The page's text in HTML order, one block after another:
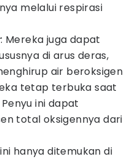
melalui respirasi
: Mereka juga dapat
di arus deras,
air beroksigen
tetap terbuka saat
ini dapat
total oksigennya dari
hanya ditemukan di